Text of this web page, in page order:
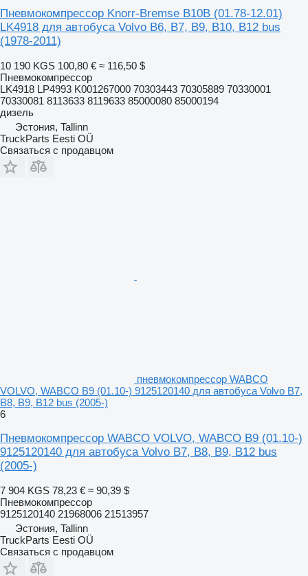
Пневмокомпрессор Knorr-Bremse B10B (01.78-12.01)
LK4918 для автобуса Volvo B6, B7, B9, B10, B12 bus
(1978-2011)
10 190 KGS 100,80 € ≈ 116,50 $
Пневмокомпрессор
LK4918 LP4993 K001267000 70303443 70305889 70330001
70330081 8113633 8119633 85000080 85000194
дизель
Эстония, Tallinn
TruckParts Eesti OÜ
Связаться с продавцом
пневмокомпрессор WABCO
VOLVO, WABCO B9 (01.10-) 9125120140 для автобуса Volvo B7,
B8, B9, B12 bus (2005-)
6
Пневмокомпрессор WABCO VOLVO, WABCO B9 (01.10-)
9125120140 для автобуса Volvo B7, B8, B9, B12 bus
(2005-)
7 904 KGS 78,23 € ≈ 90,39 $
Пневмокомпрессор
9125120140 21968006 21513957
Эстония, Tallinn
TruckParts Eesti OÜ
Связаться с продавцом